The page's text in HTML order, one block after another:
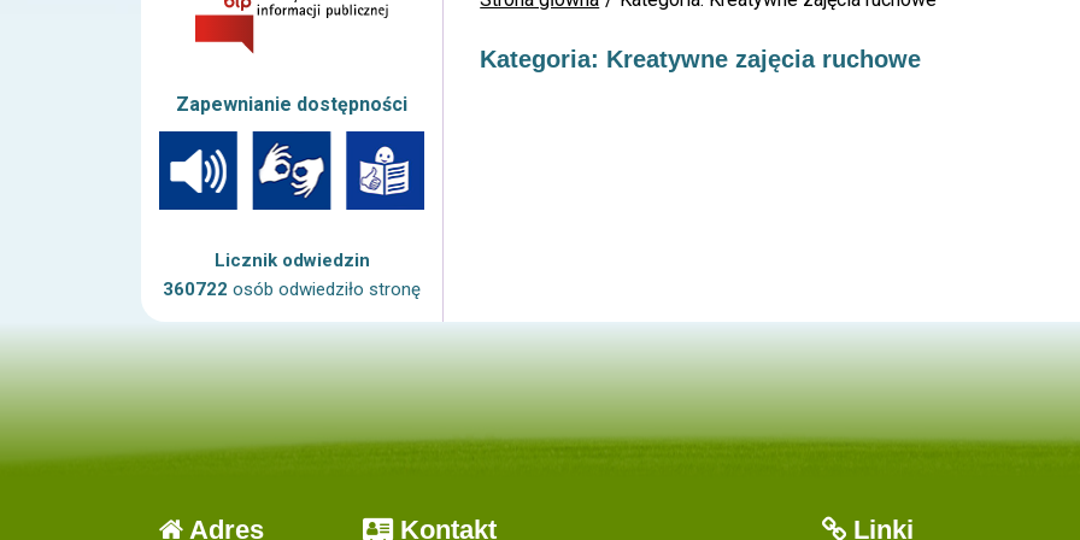
Zapewnianie dostępności
Licznik odwiedzin
360722 osób odwiedziło stronę
Kategoria: Kreatywne zajęcia ruchowe
Adres Kontakt Linki